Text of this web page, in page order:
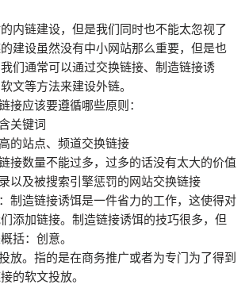
内链建设，但是我们同时也不能太忽视了
建设虽然没有中小网站那么重要，但是也
们通常可以通过交换链接、制造链接诱
文等方法来建设外链。
接应该要遵循哪些原则：
关键词
的站点、频道交换链接
接数量不能过多，过多的话没有太大的价值
以及被搜索引擎惩罚的网站交换链接
制造链接诱饵是一件省力的工作，这使得对
添加链接。制造链接诱饵的技巧很多，但
括：创意。
放。指的是在商务推广或者为专门为了得到
的软文投放。